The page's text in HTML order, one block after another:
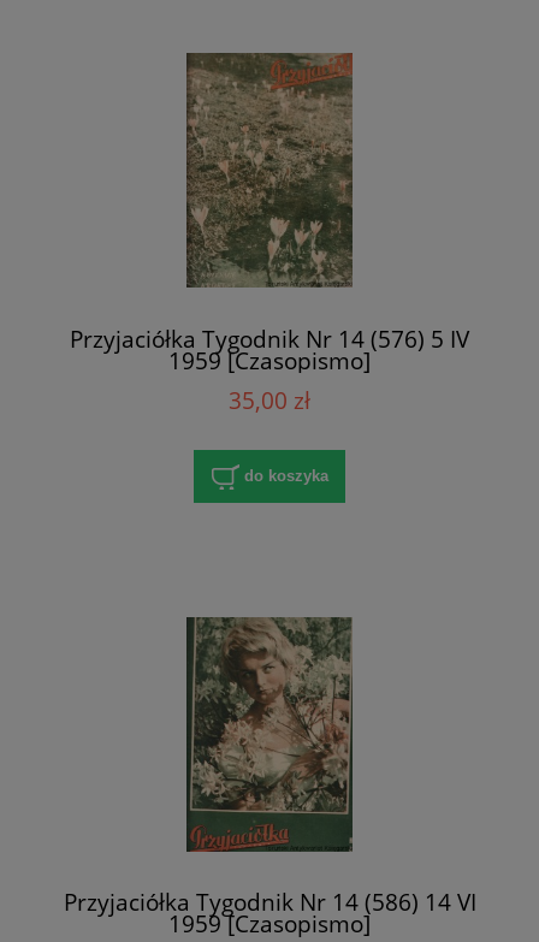
Przyjaciółka Tygodnik Nr 14 (576) 5 IV
1959 [Czasopismo]
35,00 zł
do koszyka
Przyjaciółka Tygodnik Nr 14 (586) 14 VI
1959 [Czasopismo]